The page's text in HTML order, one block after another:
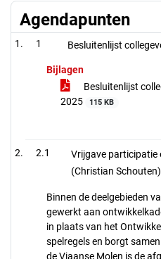
Agendapunten
1 Besluitenlijst
Bijlagen
Besluitenlijst
2025
115 KB
2.1
Vrijgave participatie
(Christian Schouten)
Binnen de deelgebieden
gewerkt aan
in plaats van het
spelregels en borgt
de Viaanse Molen is de